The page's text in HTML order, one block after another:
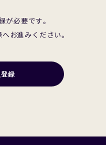
が必要です。
お進みください。
録